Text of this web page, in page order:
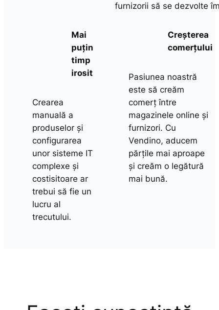
furnizorii să se dezvolte
Mai
puțin
timp
irosit
Crearea
manuală a
produselor și
configurarea
unor sisteme IT
complexe și
costisitoare ar
trebui să fie un
lucru al
trecutului.
Creșterea
comerțului
Pasiunea noastră
este să creăm
comerț între
magazinele online și
furnizori. Cu
Vendino, aducem
părțile mai aproape
și creăm o legătură
mai bună.